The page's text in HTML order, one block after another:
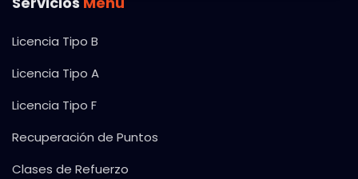
Licencia Tipo B
Licencia Tipo A
Licencia Tipo F
Recuperación de Puntos
Clases de Refuerzo